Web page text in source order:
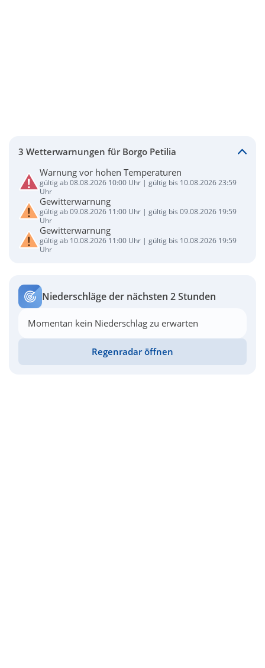
3 Wetterwarnungen für Borgo Petilia
Warnung vor hohen Temperaturen
gültig ab 08.08.2026 10:00 Uhr | gültig bis 10.08.2026 23:59
Uhr
Gewitterwarnung
gültig ab 09.08.2026 11:00 Uhr | gültig bis 09.08.2026 19:59
Uhr
Gewitterwarnung
gültig ab 10.08.2026 11:00 Uhr | gültig bis 10.08.2026 19:59
Uhr
Niederschläge der nächsten 2 Stunden
Momentan kein Niederschlag zu erwarten
Regenradar öffnen